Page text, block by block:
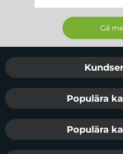
Sidfot Blandad
Populära
Populära